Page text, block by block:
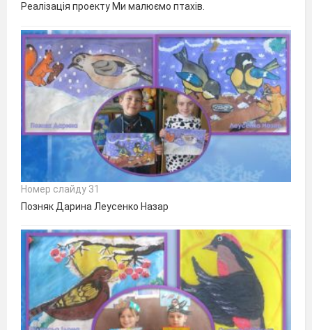
Реалізація проекту Ми малюємо птахів.
Номер слайду 31
Позняк Дарина Леусенко Назар